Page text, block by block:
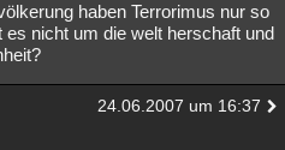
haben Terrorimus nur so
nicht um die welt herschaft und
24.06.2007 um 16:37